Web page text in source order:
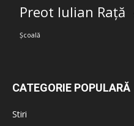
Preot Iulian Rață
Școală
CATEGORIE POPULARĂ
Stiri